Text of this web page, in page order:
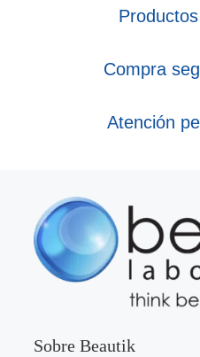
Compra
Atención
Sobre Beautik